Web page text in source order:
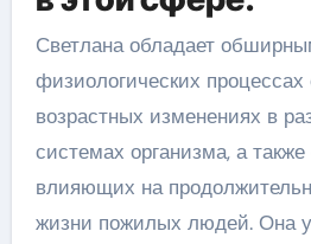
Светлана обладает
физиологических процессах
возрастных изменениях в
системах организма, а
влияющих на
жизни пожилых людей. Она